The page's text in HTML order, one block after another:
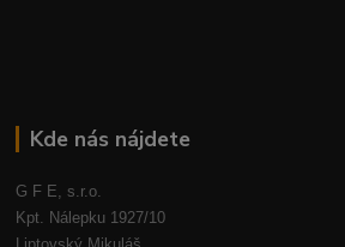
Kde nás nájdete
G F E, s.r.o.
Kpt. Nálepku 1927/10